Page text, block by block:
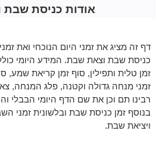
אודות כניסת שבת
דף זה מציג את זמני היום הנוכחי ואת
כניסת שבת וצאת שבת. המידע היומי
זמן טלית ותפילין, סוף זמן קריאת שמע,
זמני מנחה גדולה וקטנה, פלג המנחה,
רבינו תם וכן את שם הדף היומי הבבלי
בנוסף זמן כניסת שבת ובלשונית זמני
ויציאת שבת.